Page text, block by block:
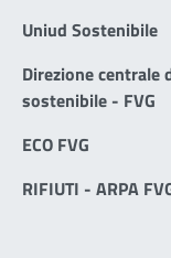
Uniud Sostenibile
Direzione centrale
sostenibile - FVG
ECO FVG
RIFIUTI - ARPA